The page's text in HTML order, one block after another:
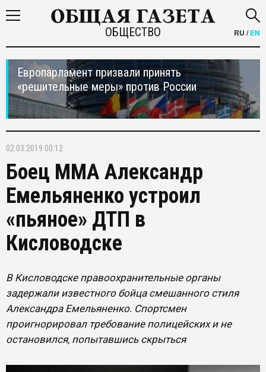
ОБЩЕСТВО RU /EN
Европарламент призвали принять
«решительные меры» против России
02.03.2019 00:12
Боец ММА Александр
Емельяненко устроил
«пьяное» ДТП в
Кисловодске
В Кисловодске правоохранительные органы
задержали известного бойца смешанного стиля
Александра Емельяненко. Спортсмен
проигнорировал требование полицейских и не
остановился, попытавшись скрыться